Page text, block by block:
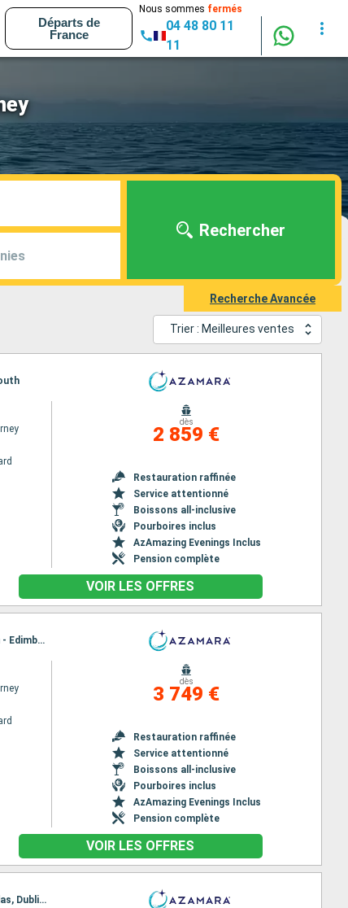
Départs de
France
Nous sommes fermés
04 48 80 11
11
Rechercher
Recherche Avancée
Trier : Meilleures ventes
dès
2 859 €
Restauration raffinée
Service attentionné
Boissons all-inclusive
Pourboires inclus
AzAmazing Evenings Inclus
Pension complète
VOIR LES OFFRES
Itinéraire : Portsmouth, Liverpool, Douglas, Belfast, Greenock, Aberdeen, Invergordon, Dundee, Leith - Edimbourg, Portsmouth
dès
3 749 €
Restauration raffinée
Service attentionné
Boissons all-inclusive
Pourboires inclus
AzAmazing Evenings Inclus
Pension complète
VOIR LES OFFRES
Itinéraire : Portsmouth, Leith - Edimbourg, Dundee, Aberdeen, Invergordon, Kirkwall, Greenock, Douglas, Dublin, Belfast, Killybegs, Galway, Foynes, Bantry, Waterford, Cobh, Portsmouth